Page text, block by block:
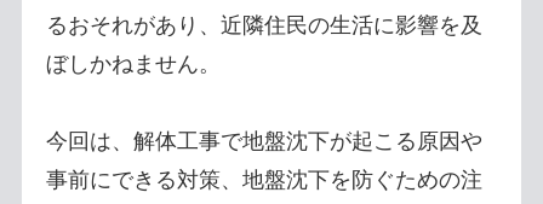
るおそれがあり、近隣住民の生活に影響を及
ぼしかねません。
今回は、解体工事で地盤沈下が起こる原因や
事前にできる対策、地盤沈下を防ぐための注